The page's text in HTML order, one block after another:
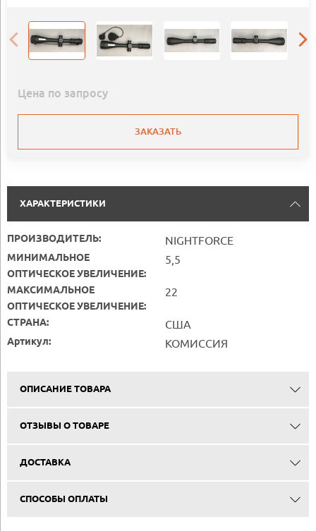
Цена по запросу
ЗАКАЗАТЬ
ХАРАКТЕРИСТИКИ
ПРОИЗВОДИТЕЛЬ: NIGHTFORCE
МИНИМАЛЬНОЕ
ОПТИЧЕСКОЕ УВЕЛИЧЕНИЕ:
5,5
МАКСИМАЛЬНОЕ
ОПТИЧЕСКОЕ УВЕЛИЧЕНИЕ:
22
СТРАНА: США
Артикул: КОМИССИЯ
ОПИСАНИЕ ТОВАРА
ОТЗЫВЫ О ТОВАРЕ
ДОСТАВКА
СПОСОБЫ ОПЛАТЫ